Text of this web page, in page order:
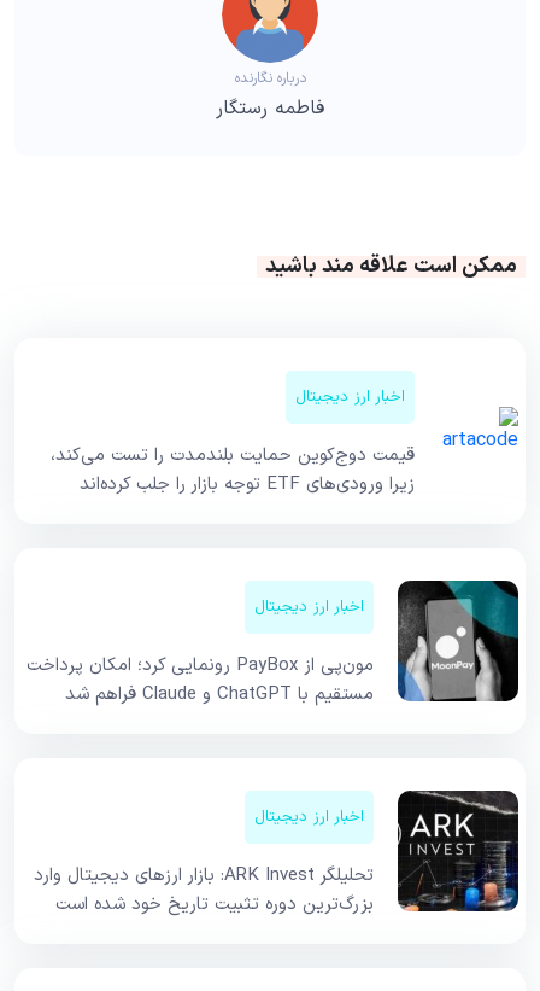
درباره نگارنده
فاطمه رستگار
ممکن است علاقه مند باشید
اخبار ارز دیجیتال
قیمت دوج‌کوین حمایت بلندمدت را تست می‌کند،
زیرا ورودی‌های ETF توجه بازار را جلب کرده‌اند
اخبار ارز دیجیتال
مون‌پی از PayBox رونمایی کرد؛ امکان پرداخت
مستقیم با ChatGPT و Claude فراهم شد
اخبار ارز دیجیتال
تحلیلگر ARK Invest: بازار ارزهای دیجیتال وارد
بزرگ‌ترین دوره تثبیت تاریخ خود شده است